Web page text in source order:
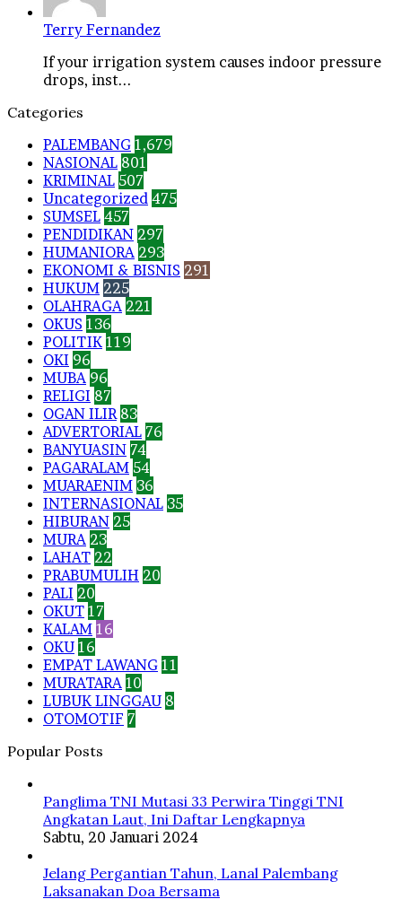
Terry Fernandez
If your irrigation system causes indoor pressure
drops, inst...
Categories
PALEMBANG 1,679
NASIONAL 801
KRIMINAL 507
Uncategorized 475
SUMSEL 457
PENDIDIKAN 297
HUMANIORA 293
EKONOMI & BISNIS 291
HUKUM 225
OLAHRAGA 221
OKUS 136
POLITIK 119
OKI 96
MUBA 96
RELIGI 87
OGAN ILIR 83
ADVERTORIAL 76
BANYUASIN 74
PAGARALAM 54
MUARAENIM 36
INTERNASIONAL 35
HIBURAN 25
MURA 23
LAHAT 22
PRABUMULIH 20
PALI 20
OKUT 17
KALAM 16
OKU 16
EMPAT LAWANG 11
MURATARA 10
LUBUK LINGGAU 8
OTOMOTIF 7
Popular Posts
Panglima TNI Mutasi 33 Perwira Tinggi TNI
Angkatan Laut, Ini Daftar Lengkapnya
Sabtu, 20 Januari 2024
Jelang Pergantian Tahun, Lanal Palembang
Laksanakan Doa Bersama